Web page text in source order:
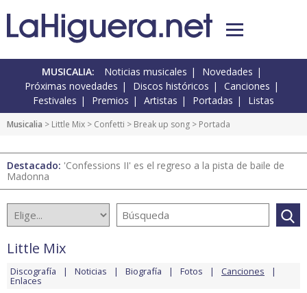
MUSICALIA: Noticias musicales
Novedades
Próximas novedades
Discos históricos
Canciones
Festivales
Premios Artistas Portadas Listas
Musicalia > Little Mix > Confetti > Break up song > Portada
Destacado: 'Confessions II' es el regreso a la pista de baile de
Madonna
Little Mix
Discografía Noticias Biografía Fotos Canciones
Enlaces